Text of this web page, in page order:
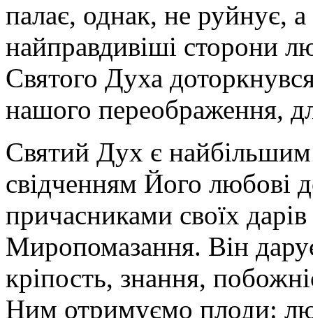
палає, однак, не руйнує,
найправдивіші сторони
Святого Духа
нашого переображення,
Святий Дух є
свідченням Його любові
причасниками своїх
Миропомазання. Він
кріпость, знання,
Ним отримуємо плоди: